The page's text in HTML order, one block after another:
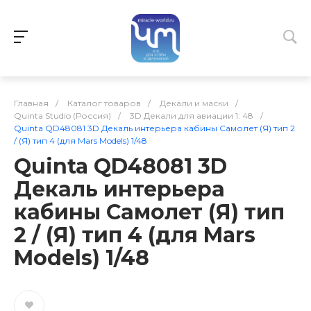
Главная / Каталог товаров / Декали и маски
/
Quinta Studio (Россия)
/ 3D Декали для авиации 1: 48
/
Quinta QD48081 3D Декаль интерьера кабины Самолет (Я) тип 2
/ (Я) тип 4 (для Mars Models) 1/48
Quinta QD48081 3D
Декаль интерьера
кабины Самолет (Я) тип
2 / (Я) тип 4 (для Mars
Models) 1/48